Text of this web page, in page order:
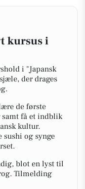
kursus i
i "Japansk
der drages
de første
samt få et indblik
kultur.
sushi og synge
blot en lyst til
Tilmelding